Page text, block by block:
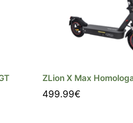
ZLion X Max
499.99€